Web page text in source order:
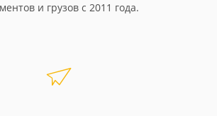
и грузов с 2011 года.